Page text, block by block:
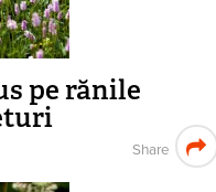
pe rănile
Share